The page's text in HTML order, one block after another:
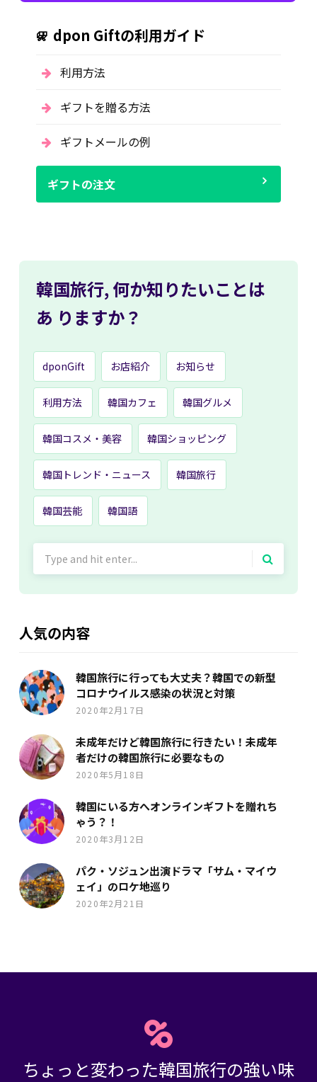
dpon Giftの利用ガイド
利用方法
ギフトを贈る方法
ギフトメールの例
ギフトの注文
韓国旅行, 何か知りたいことは
あ りますか？
dponGift お店紹介 お知らせ
利用方法 韓国カフェ 韓国グルメ
韓国コスメ・美容 韓国ショッピング
韓国トレンド・ニュース 韓国旅行
韓国芸能 韓国語
人気の内容
韓国旅行に行っても大丈夫？韓国での新型
コロナウイルス感染の状況と対策
2020年2月17日
未成年だけど韓国旅行に行きたい！未成年
者だけの韓国旅行に必要なもの
2020年5月18日
韓国にいる方へオンラインギフトを贈れち
ゃう？！
2020年3月12日
パク・ソジュン出演ドラマ「サム・マイウ
ェイ」のロケ地巡り
2020年2月21日
ちょっと変わった韓国旅行の強い味